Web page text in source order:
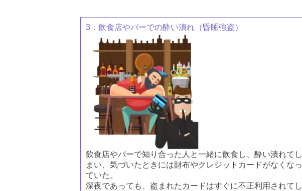
3．飲食店やバーでの酔い潰れ（昏睡強盗）
飲食店やバーで知り合った人と一緒に飲食し、酔い潰れてし
まい、気づいたときには財布やクレジットカードがなくなっ
ていた。
深夜であっても、盗まれたカードはすぐに不正利用されてし